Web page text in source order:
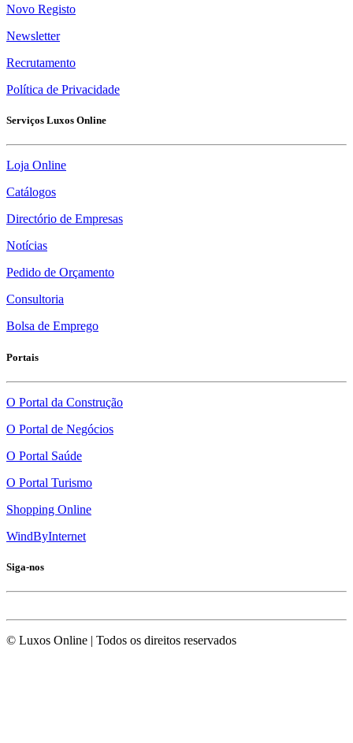
Novo Registo
Newsletter
Recrutamento
Política de Privacidade
Serviços Luxos Online
Loja Online
Catálogos
Directório de Empresas
Notícias
Pedido de Orçamento
Consultoria
Bolsa de Emprego
Portais
O Portal da Construção
O Portal de Negócios
O Portal Saúde
O Portal Turismo
Shopping Online
WindByInternet
Siga-nos
© Luxos Online | Todos os direitos reservados